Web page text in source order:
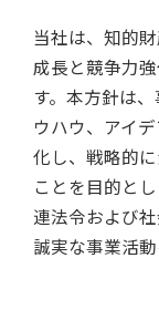
当社は、知的
成長と競争力
す。本方針は
ウハウ、アイ
化し、戦略的
ことを目的と
連法令および
誠実な事業活動